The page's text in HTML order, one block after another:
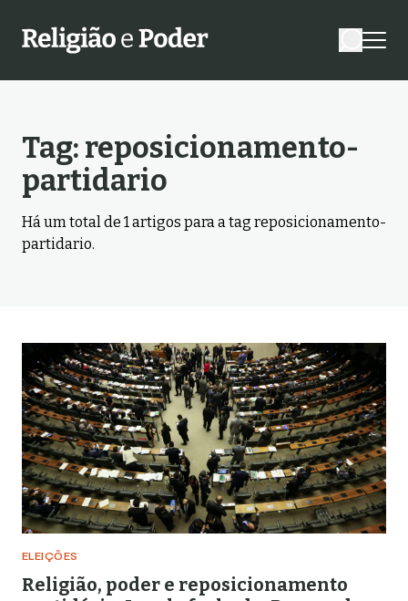
Tag: reposicionamento-
partidario
Há um total de 1artigos para a tag reposicionamento-
partidario.
ELEIÇÕES
Religião, poder e reposicionamento